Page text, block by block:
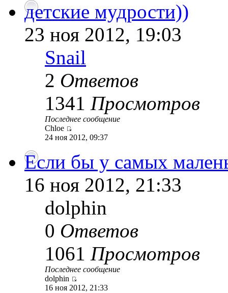
детские мудрости))
23 ноя 2012, 19:03
Snail
2 Ответов
1341 Просмотров
Последнее сообщение
Chloe
24 ноя 2012, 09:37
Если бы у самых
16 ноя 2012, 21:33
dolphin
0 Ответов
1061 Просмотров
Последнее сообщение
dolphin
16 ноя 2012, 21:33